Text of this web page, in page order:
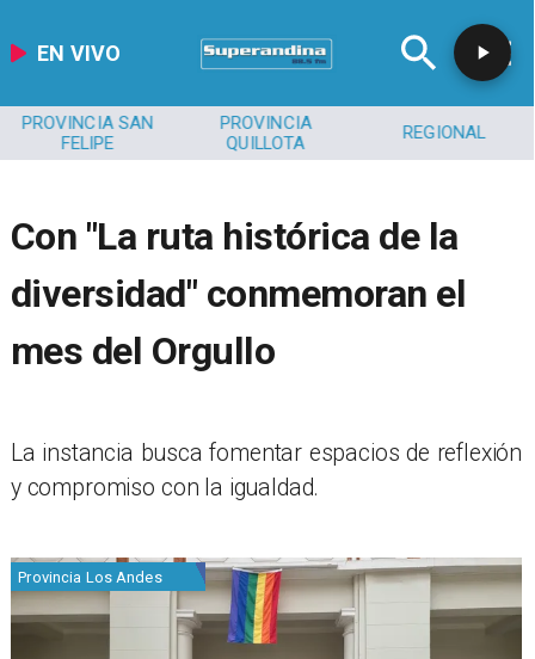
EN VIVO
PROVINCIA SAN
FELIPE
PROVINCIA
QUILLOTA
REGIONAL
Con "La ruta histórica de la
diversidad" conmemoran el
mes del Orgullo
​La instancia busca fomentar espacios de reflexión
y compromiso con la igualdad.
Provincia Los Andes